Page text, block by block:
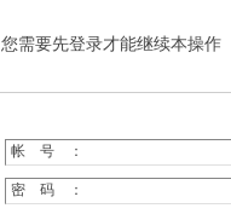
您需要先登录才能继续本操作
帐 号 ：
密 码 ：